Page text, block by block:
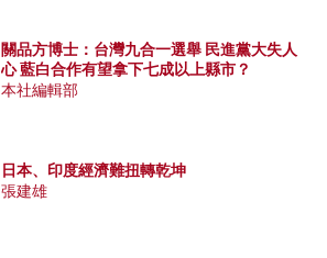
關品方博士：台灣九合一選舉 民進黨大失人
心 藍白合作有望拿下七成以上縣市？
本社編輯部
日本、印度經濟難扭轉乾坤
張建雄